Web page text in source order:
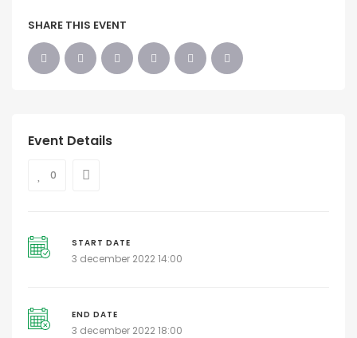
SHARE THIS EVENT
Event Details
0
START DATE
3 december 2022 14:00
END DATE
3 december 2022 18:00